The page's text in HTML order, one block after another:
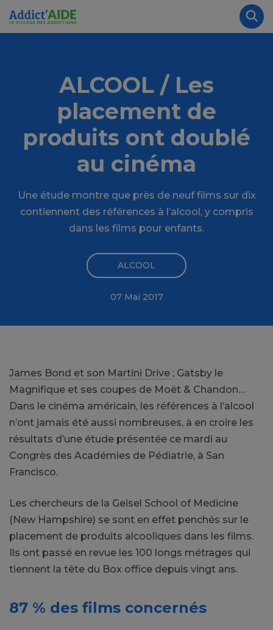
Aller au contenu principal
ALCOOL / Les
placement de
produits ont doublé
au cinéma
Une étude montre que près de neuf films sur dix
contiennent des références à l’alcool, y compris
dans les films pour enfants.
ALCOOL
07 Mai 2017
James Bond et son Martini Drive ; Gatsby le
Magnifique et ses coupes de Moët & Chandon…
Dans le cinéma américain, les références à l’alcool
n’ont jamais été aussi nombreuses, à en croire les
résultats d’une étude présentée ce mardi au
Congrès des Académies de Pédiatrie, à San
Francisco.
Les chercheurs de la Geisel School of Medicine
(New Hampshire) se sont en effet penchés sur le
placement de produits alcooliques dans les films.
Ils ont passé en revue les 100 longs métrages qui
tiennent la tête du Box office depuis vingt ans.
87 % des films concernés
Panneau de gestion des cookies